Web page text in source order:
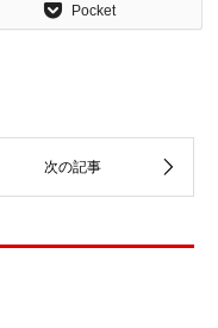
Pocket